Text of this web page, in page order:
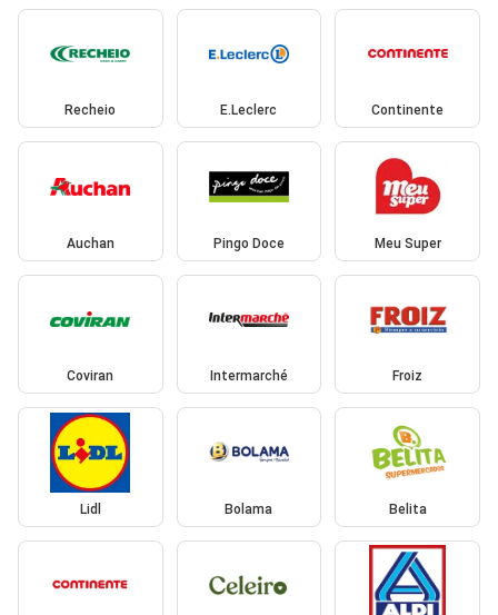
Recheio E.Leclerc Continente
Auchan Pingo Doce Meu Super
Coviran Intermarché Froiz
Lidl Bolama Belita